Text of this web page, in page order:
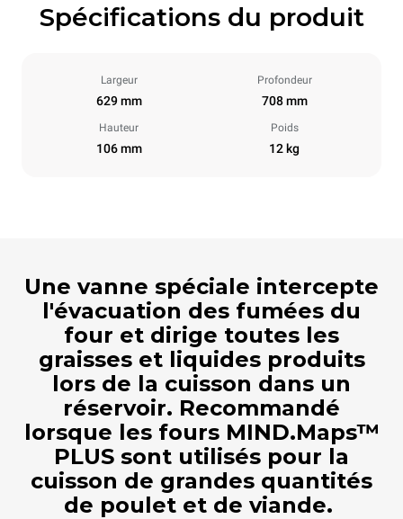
Spécifications du produit
Largeur
629 mm
Profondeur
708 mm
Hauteur
106 mm
Poids
12 kg
Une vanne spéciale intercepte
l'évacuation des fumées du
four et dirige toutes les
graisses et liquides produits
lors de la cuisson dans un
réservoir. Recommandé
lorsque les fours MIND.Maps™
PLUS sont utilisés pour la
cuisson de grandes quantités
de poulet et de viande.